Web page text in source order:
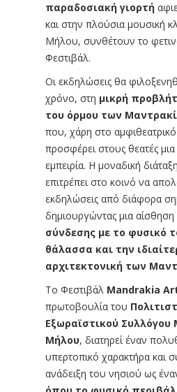
παραδοσιακή γιορτή
και στην πλούσια μουσική
Μήλου, συνθέτουν το
Φεστιβάλ.
Οι εκδηλώσεις θα
χρόνο, στη μικρή
του όρμου των
που, χάρη στο
προσφέρει στους θεατές
εμπειρία. Η μοναδική
επιτρέπει στο κοινό να
εκδηλώσεις από διάφορα
δημιουργώντας μια αίσθηση
σύνδεσης με το φυσικό
θάλασσα και την
αρχιτεκτονική των
Το Φεστιβάλ Mandrakia
πρωτοβουλία του
Εξωραϊστικού
Μήλου, διατηρεί έναν
υπερτοπικό χαρακτήρα και
ανάδειξη του νησιού ως